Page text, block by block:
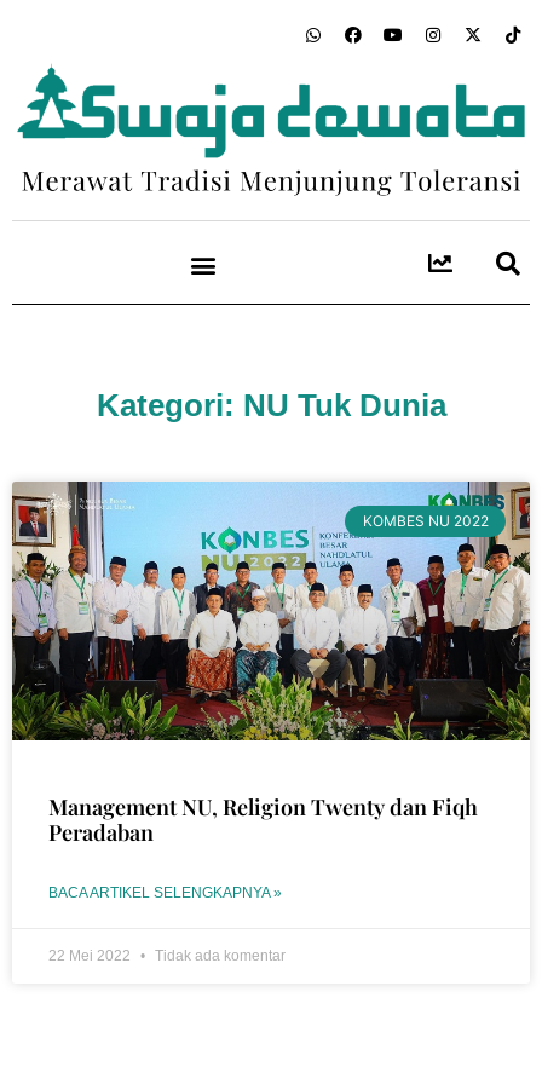
Kategori: NU Tuk Dunia
KOMBES NU 2022
Management NU, Religion Twenty dan Fiqh
Peradaban
BACA ARTIKEL SELENGKAPNYA »
22 Mei 2022 Tidak ada komentar